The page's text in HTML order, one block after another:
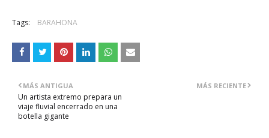
Tags: BARAHONA
MÁS RECIENTE
MÁS ANTIGUA
Un artista extremo prepara un
viaje fluvial encerrado en una
botella gigante